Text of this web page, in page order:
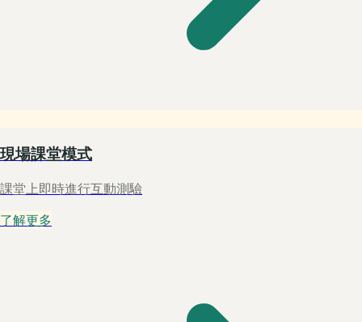
現場課堂模式
課堂上即時進行互動測驗
了解更多